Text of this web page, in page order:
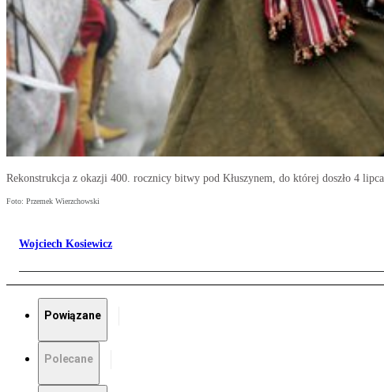
Rekonstrukcja z okazji 400. rocznicy bitwy pod Kłuszynem, do której doszło 4
Foto: Przemek Wierzchowski
Wojciech Kosiewicz
Powiązane
Polecane